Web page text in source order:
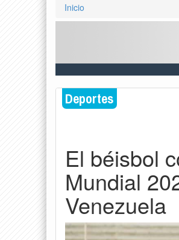
Inicio
Deportes
El béisbol
Mundial
Venezuela